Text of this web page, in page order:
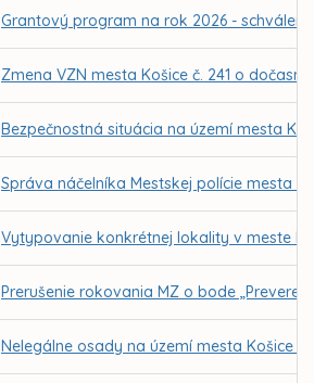
Grantový program na rok 2026 -
Zmena VZN mesta Košice č. 241 o
Bezpečnostná situácia na území mesta
Správa náčelníka Mestskej polície mesta
Vytypovanie konkrétnej lokality v meste
Prerušenie rokovania MZ o bode
Nelegálne osady na území mesta Košice